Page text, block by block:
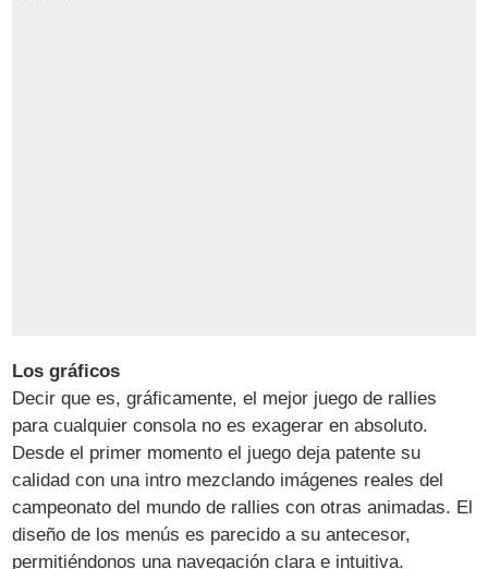
Los gráficos
Decir que es, gráficamente, el mejor juego de rallies
para cualquier consola no es exagerar en absoluto.
Desde el primer momento el juego deja patente su
calidad con una intro mezclando imágenes reales del
campeonato del mundo de rallies con otras animadas. El
diseño de los menús es parecido a su antecesor,
permitiéndonos una navegación clara e intuitiva.